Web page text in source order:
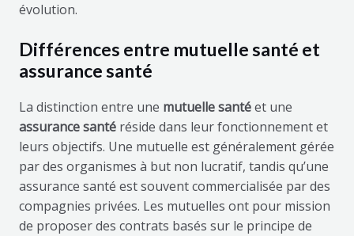
évolution.
Différences entre mutuelle santé et
assurance santé
La distinction entre une mutuelle santéet une
assurance santéréside dans leur fonctionnement et
leurs objectifs. Une mutuelle est généralement gérée
par des organismes à but non lucratif, tandis qu’une
assurance santé est souvent commercialisée par des
compagnies privées. Les mutuelles ont pour mission
de proposer des contrats basés sur le principe de